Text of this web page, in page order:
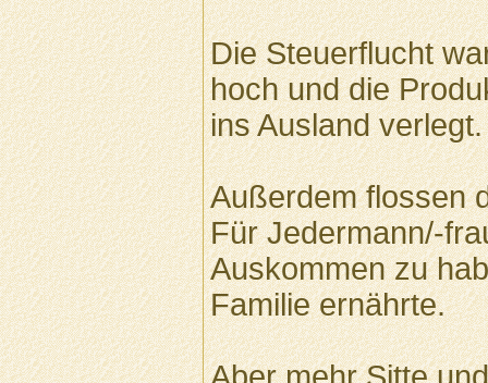
Die Steuerflucht
hoch und die
ins Ausland verlegt.
Außerdem flossen
Für Jedermann/-
Auskommen zu
Familie ernährte.